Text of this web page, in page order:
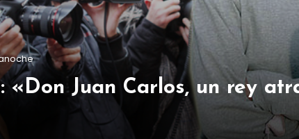
«Don Juan Carlos, un rey